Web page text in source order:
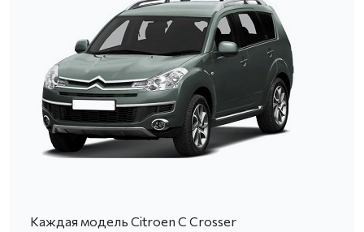
Каждая модель Citroen C Crosser